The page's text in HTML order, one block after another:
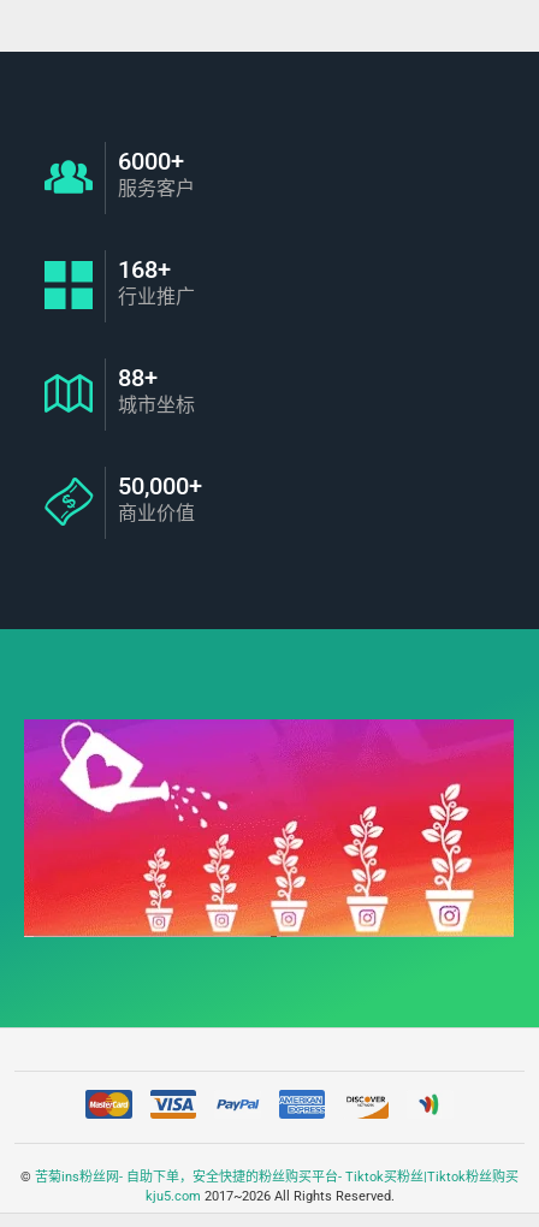
6000+
服务客户
168+
行业推广
88+
城市坐标
50,000+
商业价值
© 苦菊ins粉丝网- 自助下单，安全快捷的粉丝购买平台- Tiktok买粉丝|Tiktok粉丝购买
kju5.com 2017~2026 All Rights Reserved.